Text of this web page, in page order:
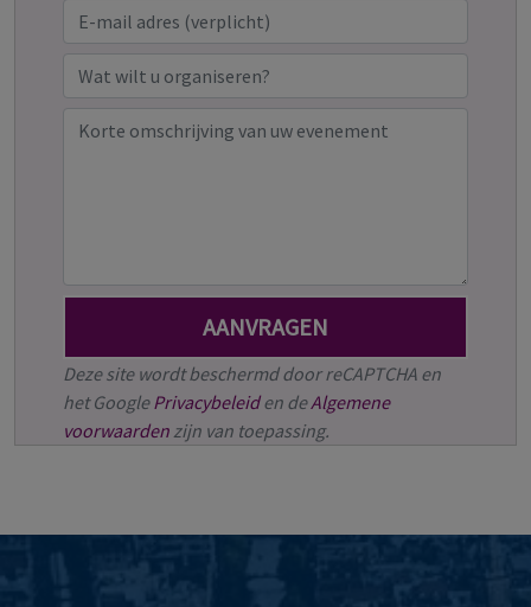
Deze site wordt beschermd door reCAPTCHA en
het GooglePrivacybeleiden deAlgemene
voorwaardenzijn van toepassing.